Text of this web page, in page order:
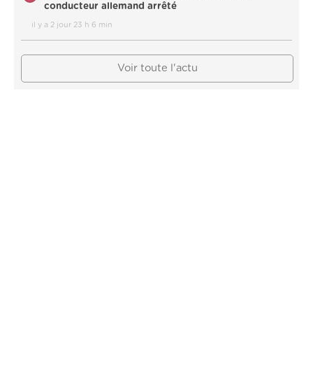
conducteur allemand arrêté
il y a 2 jour 23 h 6 min
Voir toute l'actu